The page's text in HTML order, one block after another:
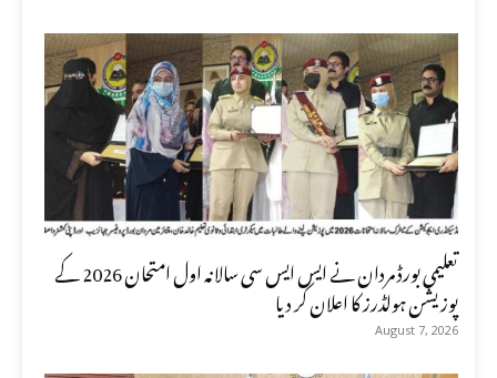
تعلیمی بورڈ مردان نے ایس ایس سی سالانہ اول امتحان 2026 کے
پوزیشن ہولڈرز کا اعلان کر دیا
August 7, 2026